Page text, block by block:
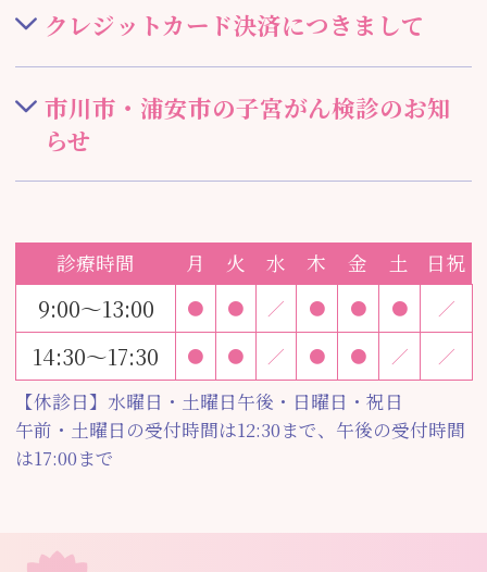
クレジットカード決済につきまして
市川市・浦安市の子宮がん検診のお知
らせ
【休診日】水曜日・土曜日午後・日曜日・祝日
午前・土曜日の受付時間は12:30まで、午後の受付時間
は17:00まで
診療時間 月 火 水 木 金 土 日祝
9:00～13:00 ● ● ／ ● ● ● ／
14:30～17:30 ● ● ／ ● ● ／ ／